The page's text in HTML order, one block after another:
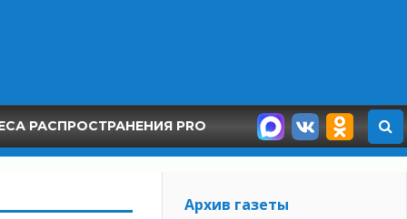
РАСПРОСТРАНЕНИЯ PRO
Архив газеты